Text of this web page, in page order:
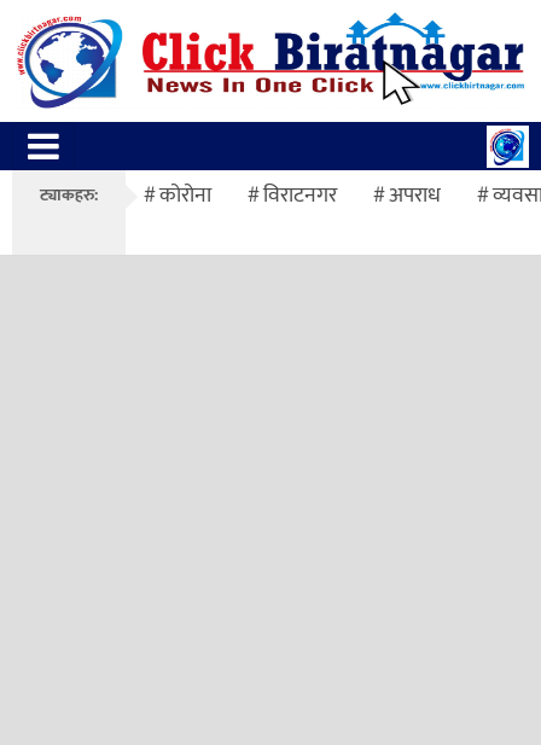
ट्याकहरु: कोरोना विराटनगर अपराध